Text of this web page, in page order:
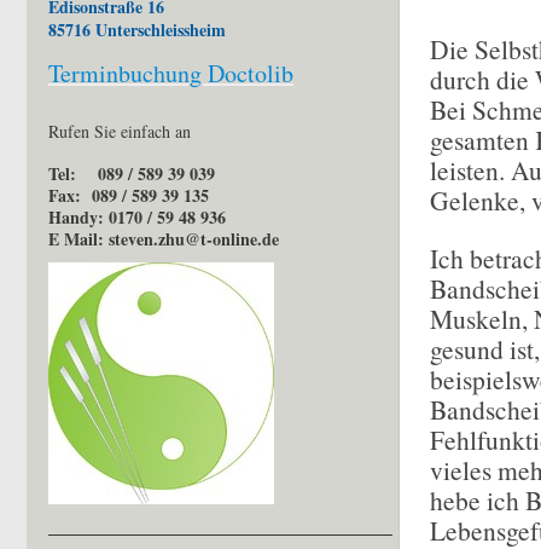
Die
durch die
Bei
leisten.
Gelenke,
Ich
Muskeln,
gesund
vieles
hebe ich
Edisonstraße 16
85716 Unterschleissheim
Terminbuchung Doctolib
Rufen Sie einfach an
Tel: 089 / 589 39 039
Fax: 089 / 589 39 135
Handy: 0170 / 59 48 936
E Mail: steven.zhu@t-online.de